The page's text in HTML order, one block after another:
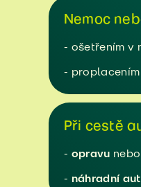
Nemoc
- ošetřením v
-
Při cestě
- opravu nebo
- náhradní